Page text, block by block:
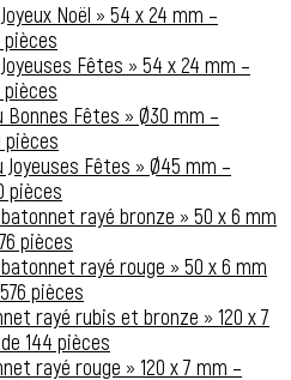
Noël » 54 x 24 mm –
Fêtes » 54 x 24 mm –
Bonnes Fêtes » Ø30 mm –
pièces
Fêtes » Ø45 mm –
pièces
rayé bronze » 50 x 6 mm
pièces
rayé rouge » 50 x 6 mm
pièces
rayé rubis et bronze » 120 x 7
144 pièces
rayé rouge » 120 x 7 mm –